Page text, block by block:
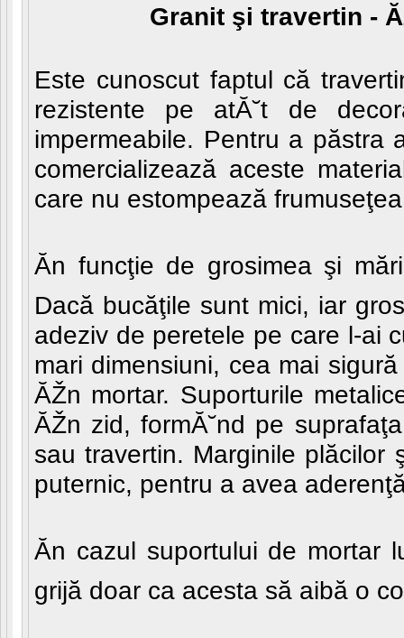
Granit şi travertin -
Este cunoscut faptul că
rezistente pe atĂ˘t de
impermeabile. Pentru a păstra
comercializează aceste
care nu estompează
Ăn funcţie de grosimea şi
Dacă bucăţile sunt mici, iar
adeziv de peretele pe care l-ai
mari dimensiuni, cea mai
ĂŽn mortar. Suporturile
ĂŽn zid, formĂ˘nd pe
sau travertin. Marginile
puternic, pentru a avea
Ăn cazul suportului de
grijă doar ca acesta să aibă o